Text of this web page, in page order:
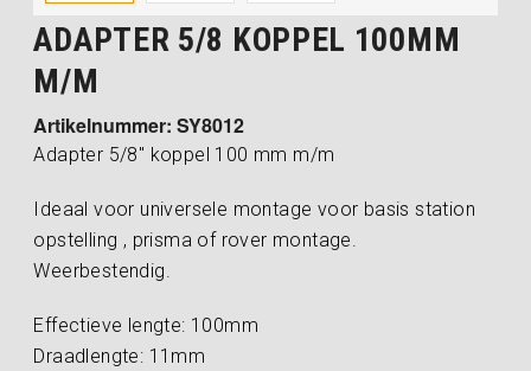
ADAPTER 5/8 KOPPEL 100MM
M/M
Artikelnummer: SY8012
Adapter 5/8″ koppel 100 mm m/m
Ideaal voor universele montage voor basis station
opstelling , prisma of rover montage.
Weerbestendig.
Effectieve lengte: 100mm
Draadlengte: 11mm